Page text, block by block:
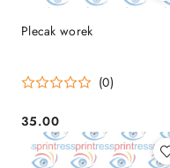
Plecak worek
(0)
Cena:
35.00